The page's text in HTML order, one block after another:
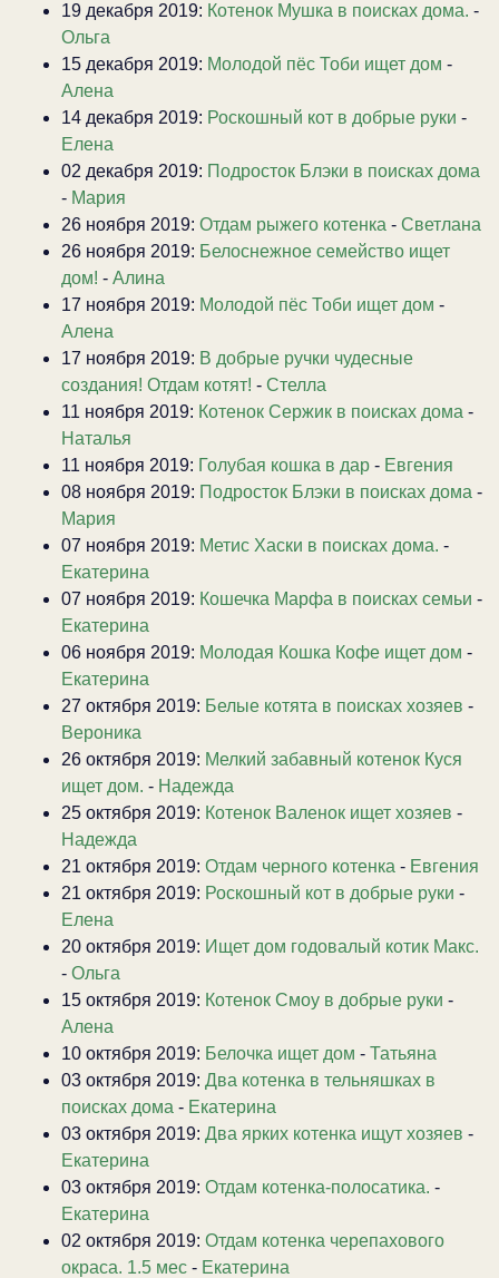
19 декабря 2019: Котенок Мушка в поисках дома. -
Ольга
15 декабря 2019: Молодой пёс Тоби ищет дом -
Алена
14 декабря 2019: Роскошный кот в добрые руки -
Елена
02 декабря 2019: Подросток Блэки в поисках дома
- Мария
26 ноября 2019: Отдам рыжего котенка - Светлана
26 ноября 2019: Белоснежное семейство ищет
дом! - Алина
17 ноября 2019: Молодой пёс Тоби ищет дом -
Алена
17 ноября 2019: В добрые ручки чудесные
создания! Отдам котят! - Стелла
11 ноября 2019: Котенок Сержик в поисках дома -
Наталья
11 ноября 2019: Голубая кошка в дар - Евгения
08 ноября 2019: Подросток Блэки в поисках дома -
Мария
07 ноября 2019: Метис Хаски в поисках дома. -
Екатерина
07 ноября 2019: Кошечка Марфа в поисках семьи -
Екатерина
06 ноября 2019: Молодая Кошка Кофе ищет дом -
Екатерина
27 октября 2019: Белые котята в поисках хозяев -
Вероника
26 октября 2019: Мелкий забавный котенок Куся
ищет дом. - Надежда
25 октября 2019: Котенок Валенок ищет хозяев -
Надежда
21 октября 2019: Отдам черного котенка - Евгения
21 октября 2019: Роскошный кот в добрые руки -
Елена
20 октября 2019: Ищет дом годовалый котик Макс.
- Ольга
15 октября 2019: Котенок Смоу в добрые руки -
Алена
10 октября 2019: Белочка ищет дом - Татьяна
03 октября 2019: Два котенка в тельняшках в
поисках дома - Екатерина
03 октября 2019: Два ярких котенка ищут хозяев -
Екатерина
03 октября 2019: Отдам котенка-полосатика. -
Екатерина
02 октября 2019: Отдам котенка черепахового
окраса. 1.5 мес - Екатерина